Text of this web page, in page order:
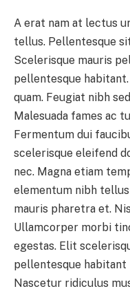
A erat nam at lectus
tellus. Pellentesque
Scelerisque mauris
pellentesque
quam. Feugiat nibh
Malesuada fames ac
Fermentum dui
scelerisque eleifend
nec. Magna etiam
elementum nibh
mauris pharetra et.
Ullamcorper morbi
egestas. Elit
pellentesque
Nascetur ridiculus